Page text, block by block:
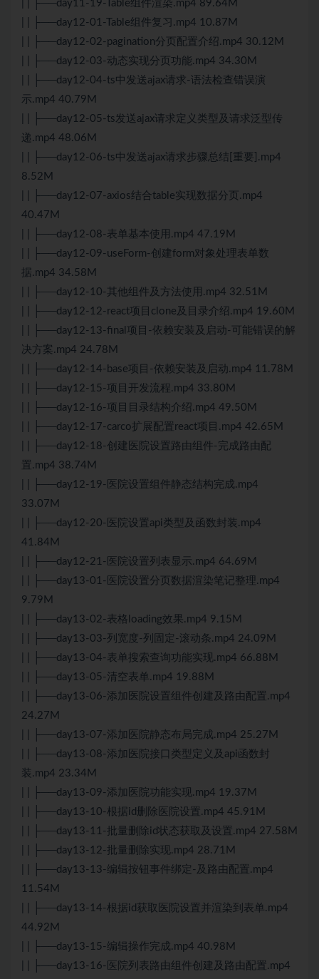
| | ├──day11-19-Table组件渲染.mp4 89.64M
| | ├──day12-01-Table组件复习.mp4 10.87M
| | ├──day12-02-pagination分页配置介绍.mp4 30.12M
| | ├──day12-03-动态实现分页功能.mp4 34.30M
| | ├──day12-04-ts中发送ajax请求-语法检查错误演
示.mp4 40.79M
| | ├──day12-05-ts发送ajax请求定义类型及请求泛型传
递.mp4 48.06M
| | ├──day12-06-ts中发送ajax请求步骤总结[重要].mp4
8.52M
| | ├──day12-07-axios结合table实现数据分页.mp4
40.47M
| | ├──day12-08-表单基本使用.mp4 47.19M
| | ├──day12-09-useForm-创建form对象处理表单数
据.mp4 34.58M
| | ├──day12-10-其他组件及方法使用.mp4 32.51M
| | ├──day12-12-react项目clone及目录介绍.mp4 19.60M
| | ├──day12-13-final项目-依赖安装及启动-可能错误的解
决方案.mp4 24.78M
| | ├──day12-14-base项目-依赖安装及启动.mp4 11.78M
| | ├──day12-15-项目开发流程.mp4 33.80M
| | ├──day12-16-项目目录结构介绍.mp4 49.50M
| | ├──day12-17-carco扩展配置react项目.mp4 42.65M
| | ├──day12-18-创建医院设置路由组件-完成路由配
置.mp4 38.74M
| | ├──day12-19-医院设置组件静态结构完成.mp4
33.07M
| | ├──day12-20-医院设置api类型及函数封装.mp4
41.84M
| | ├──day12-21-医院设置列表显示.mp4 64.69M
| | ├──day13-01-医院设置分页数据渲染笔记整理.mp4
9.79M
| | ├──day13-02-表格loading效果.mp4 9.15M
| | ├──day13-03-列宽度-列固定-滚动条.mp4 24.09M
| | ├──day13-04-表单搜索查询功能实现.mp4 66.88M
| | ├──day13-05-清空表单.mp4 19.88M
| | ├──day13-06-添加医院设置组件创建及路由配置.mp4
24.27M
| | ├──day13-07-添加医院静态布局完成.mp4 25.27M
| | ├──day13-08-添加医院接口类型定义及api函数封
装.mp4 23.34M
| | ├──day13-09-添加医院功能实现.mp4 19.37M
| | ├──day13-10-根据id删除医院设置.mp4 45.91M
| | ├──day13-11-批量删除id状态获取及设置.mp4 27.58M
| | ├──day13-12-批量删除实现.mp4 28.71M
| | ├──day13-13-编辑按钮事件绑定-及路由配置.mp4
11.54M
| | ├──day13-14-根据id获取医院设置并渲染到表单.mp4
44.92M
| | ├──day13-15-编辑操作完成.mp4 40.98M
| | ├──day13-16-医院列表路由组件创建及路由配置.mp4